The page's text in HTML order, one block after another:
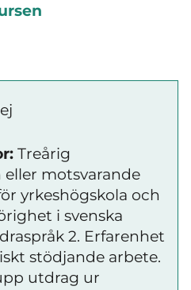
Treårig
motsvarande
yrkeshögskola och
i svenska
2. Erfarenhet
stödjande arbete.
utdrag ur